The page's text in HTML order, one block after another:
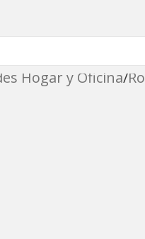
Hogar y Oficina